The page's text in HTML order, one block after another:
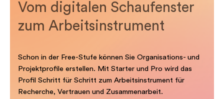
Vom digitalen Schaufenster
zum Arbeitsinstrument
Schon in der Free-Stufe können Sie Organisations- und
Projektprofile erstellen. Mit Starter und Pro wird das
Profil Schritt für Schritt zum Arbeitsinstrument für
Recherche, Vertrauen und Zusammenarbeit.